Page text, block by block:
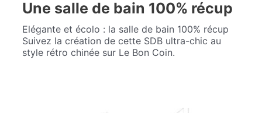
Une salle de bain 100% récup
Elégante et écolo : la salle de bain 100% récup
Suivez la création de cette SDB ultra-chic au
style rétro chinée sur Le Bon Coin.